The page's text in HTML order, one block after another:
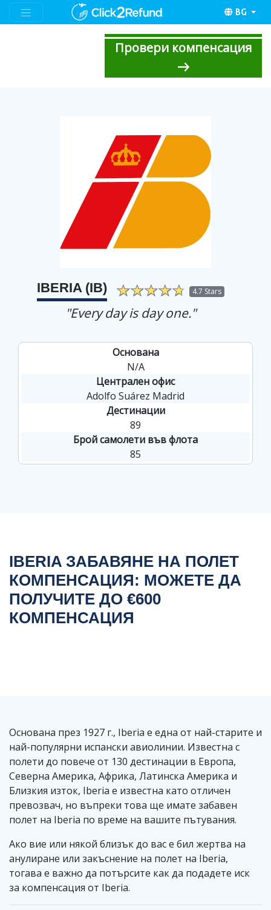
BG
Провери компенсация
IBERIA (IB) 4.7 Stars
"Every day is day one."
Основана
N/A
Централен офис
Adolfo Suárez Madrid
Дестинации
89
Брой самолети във флота
85
IBERIA ЗАБАВЯНЕ НА ПОЛЕТ
КОМПЕНСАЦИЯ: МОЖЕТЕ ДА
ПОЛУЧИТЕ ДО €600
КОМПЕНСАЦИЯ
Основана през 1927 г., Iberia е една от най-старите и
най-популярни испански авиолинии. Известна с
полети до повече от 130 дестинации в Европа,
Северна Америка, Африка, Латинска Америка и
Близкия изток, Iberia е известна като отличен
превозвач, но въпреки това ще имате забавен
полет на Iberia по време на вашите пътувания.
Ако вие или някой близък до вас е бил жертва на
анулиране или закъснение на полет на Iberia,
тогава е важно да потърсите как да подадете иск
за компенсация от Iberia.